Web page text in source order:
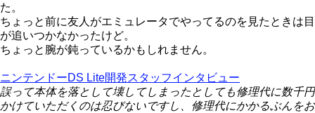
た。
ちょっと前に友人がエミュレータでやってるのを見たときは目
が追いつかなかったけど。
ちょっと腕が鈍っているかもしれません。
ニンテンドーDS Lite開発スタッフインタビュー
誤って本体を落として壊してしまったとしても修理代に数千円
かけていただくのは忍びないですし、修理代にかかるぶんをお